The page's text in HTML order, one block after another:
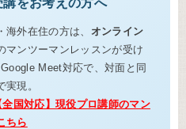
外在住の方は、 オンライン
マンツーマンレッスンが受け
Meet対応で、対面と同
現。
国対応】現役プロ講師のマン
ちら